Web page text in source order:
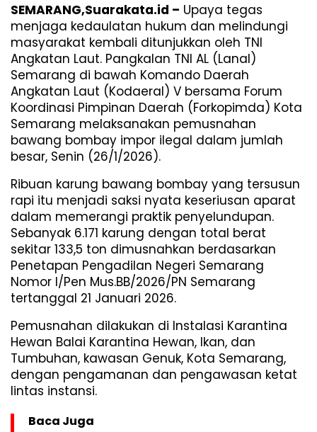
SEMARANG,Suarakata.id – Upaya tegas
menjaga kedaulatan hukum dan melindungi
masyarakat kembali ditunjukkan oleh TNI
Angkatan Laut. Pangkalan TNI AL (Lanal)
Semarang di bawah Komando Daerah
Angkatan Laut (Kodaeral) V bersama Forum
Koordinasi Pimpinan Daerah (Forkopimda) Kota
Semarang melaksanakan pemusnahan
bawang bombay impor ilegal dalam jumlah
besar, Senin (26/1/2026).
Ribuan karung bawang bombay yang tersusun
rapi itu menjadi saksi nyata keseriusan aparat
dalam memerangi praktik penyelundupan.
Sebanyak 6.171 karung dengan total berat
sekitar 133,5 ton dimusnahkan berdasarkan
Penetapan Pengadilan Negeri Semarang
Nomor I/Pen Mus.BB/2026/PN Semarang
tertanggal 21 Januari 2026.
Pemusnahan dilakukan di Instalasi Karantina
Hewan Balai Karantina Hewan, Ikan, dan
Tumbuhan, kawasan Genuk, Kota Semarang,
dengan pengamanan dan pengawasan ketat
lintas instansi.
Baca Juga